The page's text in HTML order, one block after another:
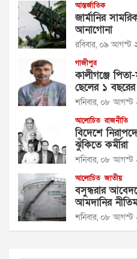
আন্তর্জাতিক
জার্মানির
আনাগোনা
রবিবার, ০৯ আগস্ট
গাজীপুর
কালীগঞ্জে
ছেলের ১ বছরের
শনিবার, ০৮
আলোচিত রাজনীতি
বিদেশে
ঝুঁকিতে কর্মীরা
শনিবার, ০৮
আলোচিত জাতীয়
বসুন্ধরার
আমদানির
শনিবার, ০৮